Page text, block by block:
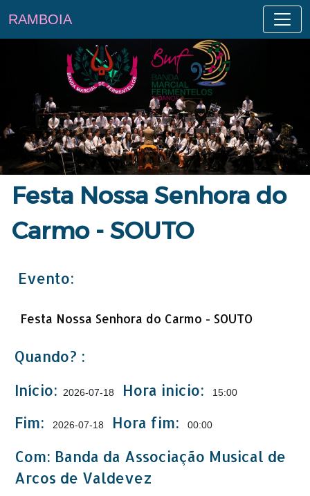
RAMBOIA
Festa Nossa Senhora do
Carmo - SOUTO
Evento:
Festa Nossa Senhora do Carmo - SOUTO
Quando? :
Início:
2026-07-18 Hora inicio: 15:00
Fim: 2026-07-18 Hora fim: 00:00
Com: Banda da Associação Musical de
Arcos de Valdevez